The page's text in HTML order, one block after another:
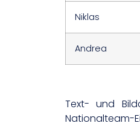
Niklas
Andrea
Text- und
Nationalteam-